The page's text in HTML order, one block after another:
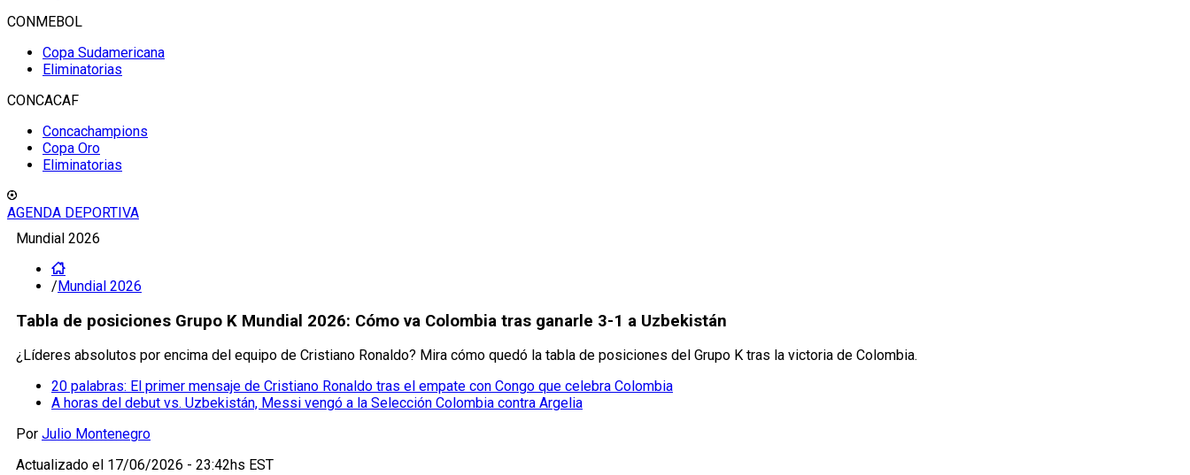
CONMEBOL
Copa Sudamericana
Eliminatorias
CONCACAF
Concachampions
Copa Oro
Eliminatorias
AGENDA DEPORTIVA
Mundial 2026
/Mundial 2026
Tabla de posiciones Grupo K Mundial 2026: Cómo va Colombia tras ganarle 3-1 a Uzbekistán
¿Líderes absolutos por encima del equipo de Cristiano Ronaldo? Mira cómo quedó la tabla de posiciones del Grupo K tras la victoria de Colombia.
20 palabras: El primer mensaje de Cristiano Ronaldo tras el empate con Congo que celebra Colombia
A horas del debut vs. Uzbekistán, Messi vengó a la Selección Colombia contra Argelia
Por Julio Montenegro
Actualizado el 17/06/2026 - 23:42hs EST